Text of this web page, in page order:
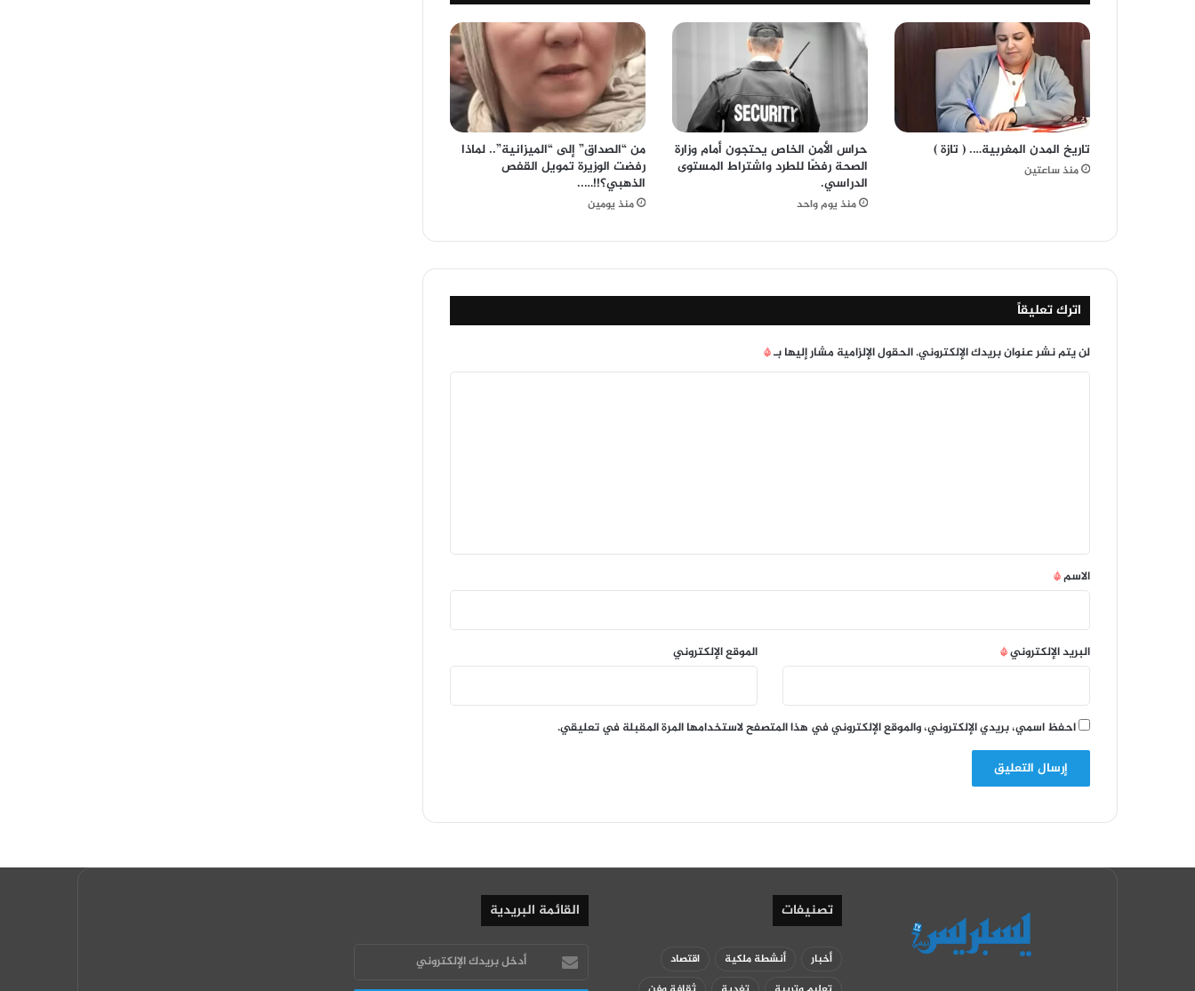
تاريخ المدن المغربية…. ( تازة )
منذ ساعتين
حراس الأمن الخاص يحتجون أمام وزارة
الصحة رفضًا للطرد واشتراط المستوى
الدراسي.
منذ يوم واحد
من “الصداق” إلى “الميزانية”.. لماذا
رفضت الوزيرة تمويل القفص
الذهبي؟!!…..
منذ يومين
اترك تعليقاً
لن يتم نشر عنوان بريدك الإلكتروني.الحقول الإلزامية مشار إليها بـ*
*
الاسم*
البريد الإلكتروني* الموقع الإلكتروني
احفظ اسمي، بريدي الإلكتروني، والموقع الإلكتروني في هذا المتصفح لاستخدامها المرة المقبلة في تعليقي.
تصنيفات
أخبار أنشطة ملكية
اقتصاد
القائمة البريدية
أدخل
بريدك